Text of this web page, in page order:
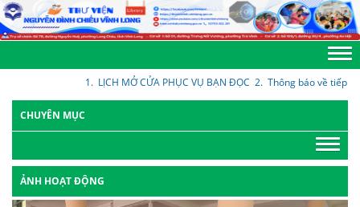
LỊCH MỞ CỬA PHỤC VỤ BẠN ĐỌC2.Thông báo về tiếp nhận
CHUYÊN MỤC
ẢNH HOẠT ĐỘNG